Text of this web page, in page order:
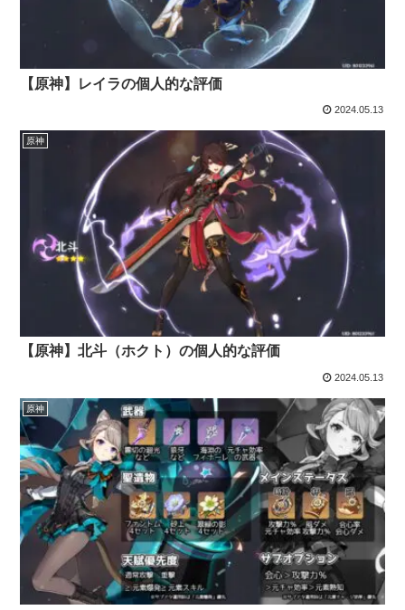
【原神】レイラの個人的な評価
2024.05.13
原神
【原神】北斗（ホクト）の個人的な評価
2024.05.13
原神